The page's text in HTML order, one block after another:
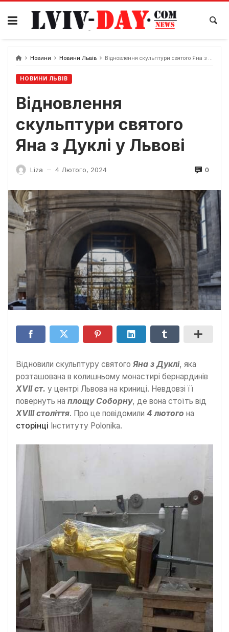
Skip
content
Новини Новини Львів Відновлення скульптури святого Яна з Дуклі у Львові
НОВИНИ ЛЬВІВ
Відновлення
скульптури святого
Яна з Дуклі у Львові
Liza — 4 Лютого, 2024 0
Відновили скульптуру святого Яна з Дуклі, яка
розташована в колишньому монастирі бернардинів
XVII ст. у центрі Львова на криниці. Невдовзі її
повернуть на площу Соборну, де вона стоїть від
XVIII століття. Про це повідомили 4 лютого на
сторінці Інституту Polonika.